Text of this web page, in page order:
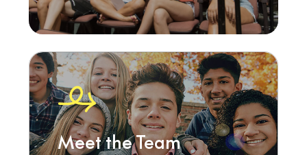
Meet the Team